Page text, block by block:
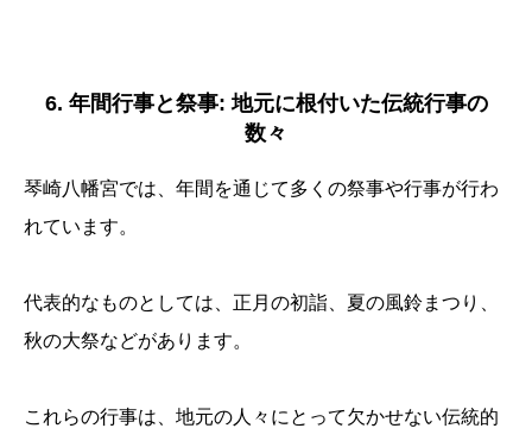
6. 年間行事と祭事: 地元に根付いた伝統行事の
数々
琴崎八幡宮では、年間を通じて多くの祭事や行事が行わ
れています。
代表的なものとしては、正月の初詣、夏の風鈴まつり、
秋の大祭などがあります。
これらの行事は、地元の人々にとって欠かせない伝統的